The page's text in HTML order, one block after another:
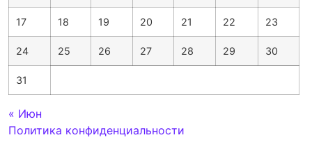
17 18 19 20 21 22 23
24 25 26 27 28 29 30
31
« Июн
Политика конфиденциальности